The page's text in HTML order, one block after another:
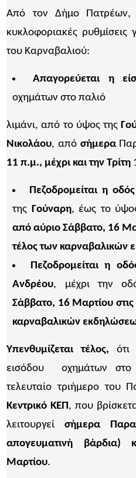
Από τον Δήμο Πατρέων,
κυκλοφοριακές ρυθμίσεις
του Καρναβαλιού:
Απαγορεύεται η
οχημάτων στο παλιό
λιμάνι, από το ύψος της
Νικολάου, από σήμερα
11 π.μ., μέχρι και την Τρίτη
Πεζοδρομείται η
της Γούναρη, έως το
από αύριο Σάββατο, 16
τέλος των καρναβαλικών
Πεζοδρομείται η
Ανδρέου, μέχρι την
Σάββατο, 16 Μαρτίου
καρναβαλικών
Υπενθυμίζεται τέλος, ότι
εισόδου οχημάτων στο
τελευταίο τριήμερο του
Κεντρικό ΚΕΠ , που
λειτουργείσήμερα
απογευματινή
Μαρτίου.